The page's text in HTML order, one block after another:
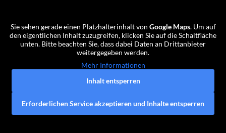
Sie sehen gerade einen Platzhalterinhalt von Google Maps. Um auf
den eigentlichen Inhalt zuzugreifen, klicken Sie auf die Schaltfläche
unten. Bitte beachten Sie, dass dabei Daten an Drittanbieter
weitergegeben werden.
Mehr Informationen
Inhalt entsperren
Erforderlichen Service akzeptieren und Inhalte entsperren